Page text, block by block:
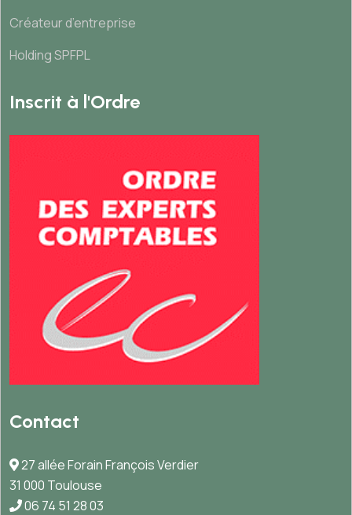
Créateur d’entreprise
Holding SPFPL
Inscrit à l'Ordre
Contact
27 allée Forain François Verdier
31 000 Toulouse
06 74 51 28 03